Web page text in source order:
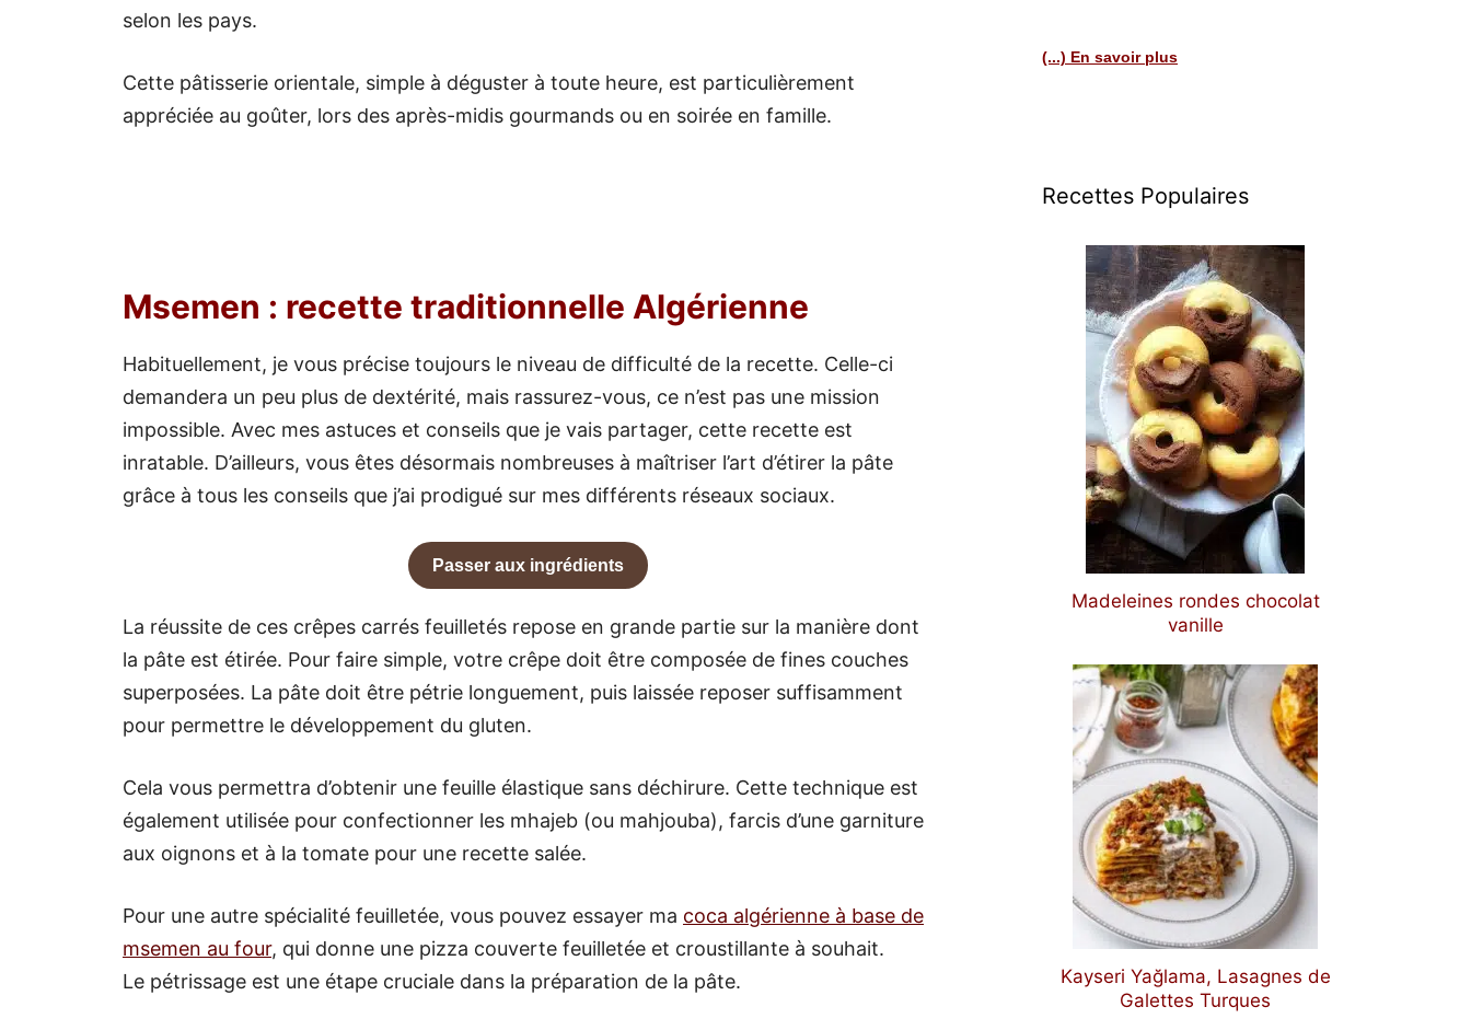
selon les pays.
Cette pâtisserie orientale, simple à déguster à toute heure, est particulièrement
appréciée au goûter, lors des après-midis gourmands ou en soirée en famille.
Msemen : recette traditionnelle Algérienne
Habituellement, je vous précise toujours le niveau de difficulté de la recette. Celle-ci
demandera un peu plus de dextérité, mais rassurez-vous, ce n’est pas une mission
impossible. Avec mes astuces et conseils que je vais partager, cette recette est
inratable. D’ailleurs, vous êtes désormais nombreuses à maîtriser l’art d’étirer la pâte
grâce à tous les conseils que j’ai prodigué sur mes différents réseaux sociaux.
Passer aux ingrédients
La réussite de ces crêpes carrés feuilletés repose en grande partie sur la manière dont
la pâte est étirée. Pour faire simple, votre crêpe doit être composée de fines couches
superposées. La pâte doit être pétrie longuement, puis laissée reposer suffisamment
pour permettre le développement du gluten.
Cela vous permettra d’obtenir une feuille élastique sans déchirure. Cette technique est
également utilisée pour confectionner les mhajeb (ou mahjouba), farcis d’une garniture
aux oignons et à la tomate pour une recette salée.
Pour une autre spécialité feuilletée, vous pouvez essayer ma coca algérienne à base de
msemen au four, qui donne une pizza couverte feuilletée et croustillante à souhait.
Le pétrissage est une étape cruciale dans la préparation de la pâte.
(...) En savoir plus
Recettes Populaires
Madeleines rondes chocolat
vanille
Kayseri Yağlama, Lasagnes de
Galettes Turques